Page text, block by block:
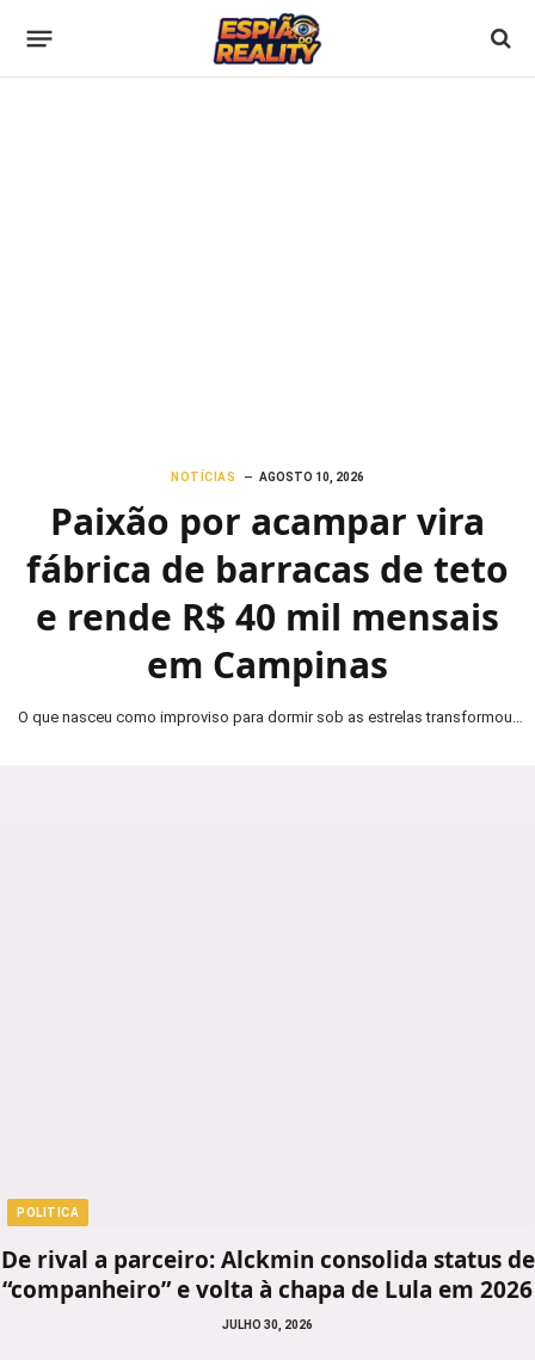
NOTÍCIAS AGOSTO 10, 2026
Paixão por acampar vira
fábrica de barracas de teto
e rende R$ 40 mil mensais
em Campinas
O que nasceu como improviso para dormir sob as estrelas transformou-
POLITICA
De rival a parceiro: Alckmin consolida status de
“companheiro” e volta à chapa de Lula em 2026
JULHO 30, 2026